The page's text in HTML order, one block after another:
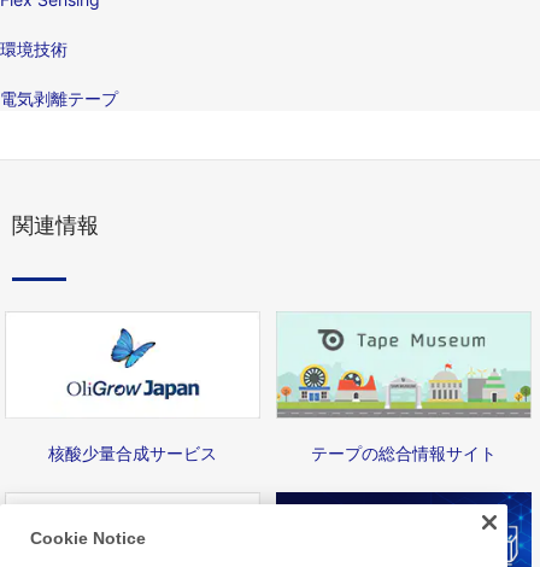
環境技術
電気剥離テープ
関連情報
核酸少量合成サービス テープの総合情報サイト
Cookie Notice